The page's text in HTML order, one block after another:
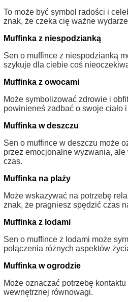
To może być symbol radości i
znak, że czeka cię ważne
Muffinka z niespodzianką
Sen o muffince z niespodzianką
szykuje dla ciebie coś
Muffinka z owocami
Może symbolizować zdrowie i
powinieneś zadbać o swoje ciało i
Muffinka w deszczu
Sen o muffince w deszczu może
przez emocjonalne wyzwania,
czas.
Muffinka na plaży
Może wskazywać na potrzebę
znak, że pragniesz spędzić czas
Muffinka z lodami
Sen o muffince z lodami może
połączenia różnych aspektów
Muffinka w ogrodzie
Może oznaczać potrzebę
wewnętrznej równowagi.